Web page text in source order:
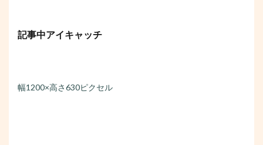
記事中アイキャッチ
幅1200×高さ630ピクセル